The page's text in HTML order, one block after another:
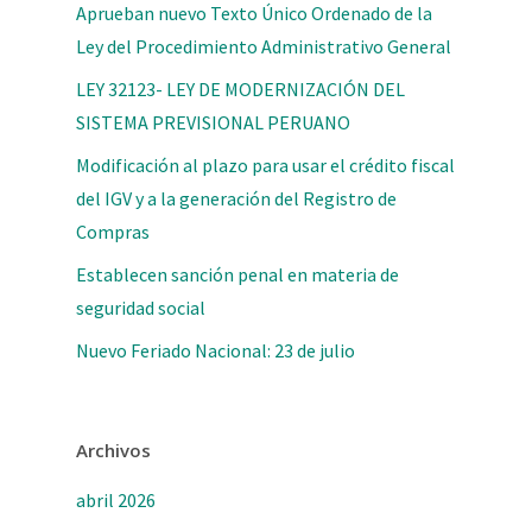
Aprueban nuevo Texto Único Ordenado de la
Ley del Procedimiento Administrativo General
LEY 32123- LEY DE MODERNIZACIÓN DEL
SISTEMA PREVISIONAL PERUANO
Modificación al plazo para usar el crédito fiscal
del IGV y a la generación del Registro de
Compras
Establecen sanción penal en materia de
seguridad social
Nuevo Feriado Nacional: 23 de julio
Archivos
abril 2026